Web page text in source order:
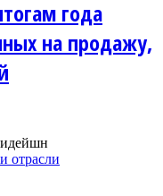
года
на продажу,
отрасли